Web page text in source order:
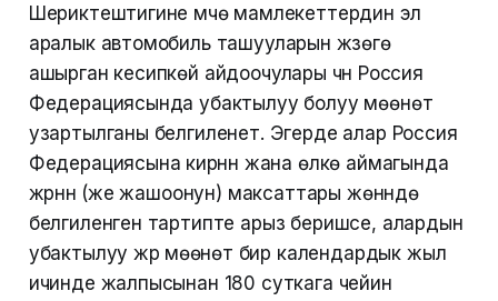
Шериктештигине мүчө мамлекеттердин эл
аралык автомобиль ташууларын жүзөгө
ашырган кесипкөй айдоочулары үчүн Россия
Федерациясында убактылуу болуу мөөнөтү
узартылганы белгиленет. Эгерде алар Россия
Федерациясына кирүүнүн жана өлкө аймагында
жүрүүнүн (же жашоонун) максаттары жөнүндө
белгиленген тартипте арыз беришсе, алардын
убактылуу жүрүү мөөнөтү бир календардык жыл
ичинде жалпысынан 180 суткага чейин